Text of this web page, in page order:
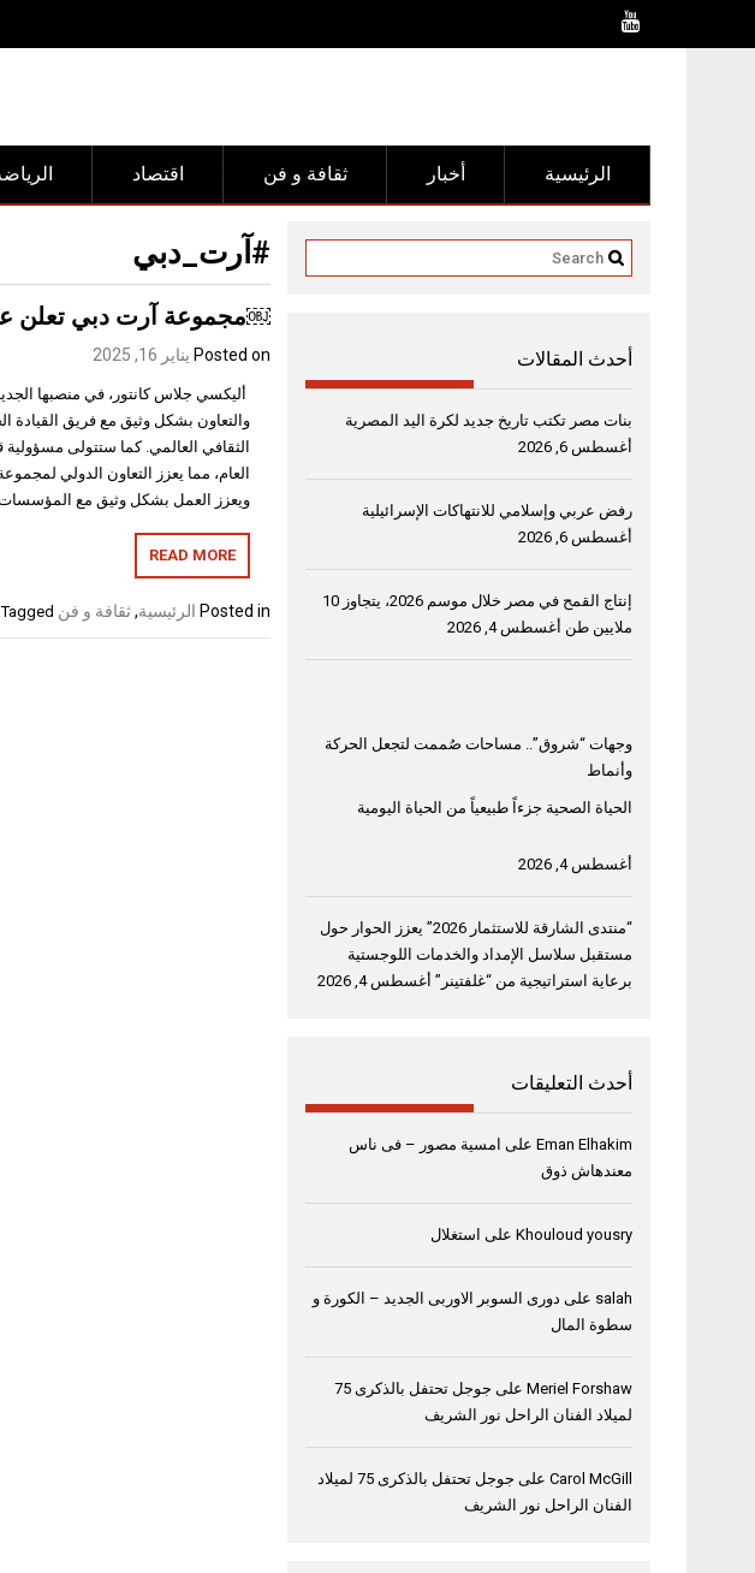
اقتصاد ثقافة و فن أخبار الرئيسية
#آرت_دبي
￼مجموعة آرت دبي تعلن
Posted on يناير 16, 2025
أليكسي جلاس كانتور، في منصبها
والتعاون بشكل وثيق مع فريق القيادة
الثقافي العالمي. كما ستتولى مسؤولية
العام، مما يعزز التعاون الدولي
ويعزز العمل بشكل وثيق مع المؤسسات
READ MORE
Posted in الرئيسية,ثقافة و فن Tagged
أحدث المقالات
بنات مصر تكتب تاريخ جديد لكرة اليد المصرية
أغسطس 6, 2026
رفض عربي وإسلامي للانتهاكات الإسرائيلية
أغسطس 6, 2026
إنتاج القمح في مصر خلال موسم 2026، يتجاوز 10
ملايين طن أغسطس 4, 2026
وجهات “شروق”.. مساحات صُممت لتجعل الحركة
وأنماط
الحياة الصحية جزءاً طبيعياً من الحياة اليومية
أغسطس 4, 2026
“منتدى الشارقة للاستثمار 2026” يعزز الحوار حول
مستقبل سلاسل الإمداد والخدمات اللوجستية
برعاية استراتيجية من “غلفتينر” أغسطس 4, 2026
أحدث التعليقات
Eman Elhakim على امسية مصور – فى ناس
معندهاش ذوق
Khouloud yousry على استغلال
salah على دورى السوبر الاوربى الجديد – الكورة و
سطوة المال
Meriel Forshaw على
جوجل تحتفل بالذكرى 75
لميلاد الفنان الراحل نور الشريف
Carol McGill على
جوجل تحتفل بالذكرى 75 لميلاد
الفنان الراحل نور الشريف